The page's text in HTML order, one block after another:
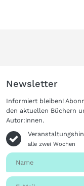
Newsletter
Informiert bleiben!
den aktuellen Büchern
Autor:innen.
alle zwei Wochen